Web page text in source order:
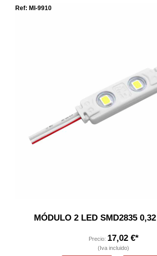
Ref: MI-9910
MÓDULO 2 LED SMD2835
Precio: 17,02 €*
(Iva incluido)